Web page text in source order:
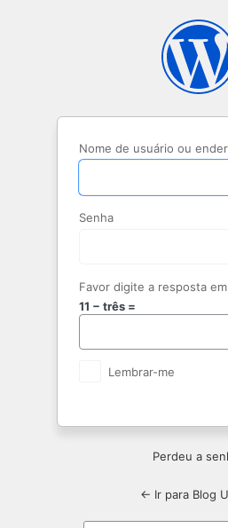
Nome de usuário ou
Senha
Favor digite a resposta
11 − três =
Lembrar-me
Perdeu a
← Ir para Blog